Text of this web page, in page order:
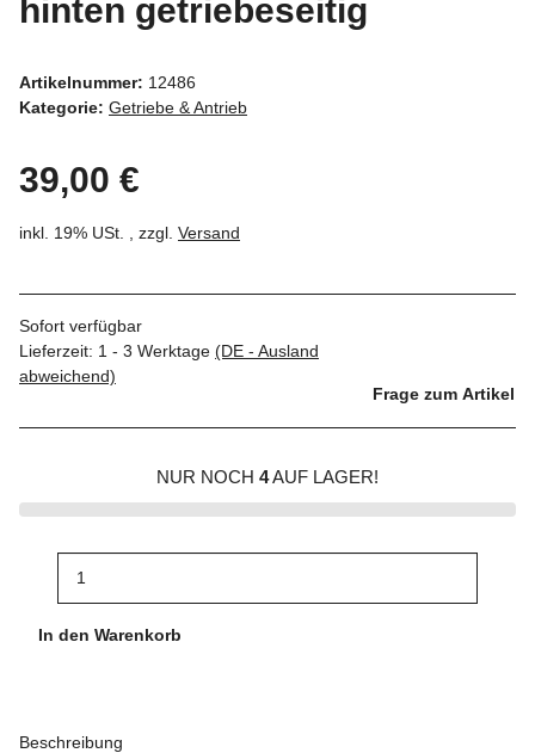
hinten getriebeseitig
Artikelnummer: 12486
Kategorie: Getriebe & Antrieb
39,00 €
inkl. 19% USt. , zzgl. Versand
Sofort verfügbar
Lieferzeit: 1 - 3 Werktage (DE - Ausland
abweichend)
Frage zum Artikel
NUR NOCH 4AUF LAGER!
In den Warenkorb
Beschreibung